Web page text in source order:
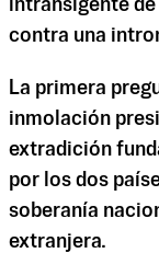
intransigente
contra una
La primera
inmolación
extradición
por los dos
soberanía
extranjera.